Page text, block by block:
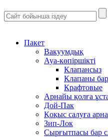
Пакет
Вакуумдық
Ауа-көпіршікті
Клапансыз
Клапаны бар
Крафтовые
Арнайы қолға
Дой-Пак
Қоқыс салуға
Зип-Лок
Сырғытпасы бар